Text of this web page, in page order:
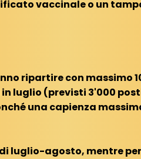
vaccinale o un
ripartire con massimo
luglio (previsti 3'000
una capienza
luglio-agosto, mentre